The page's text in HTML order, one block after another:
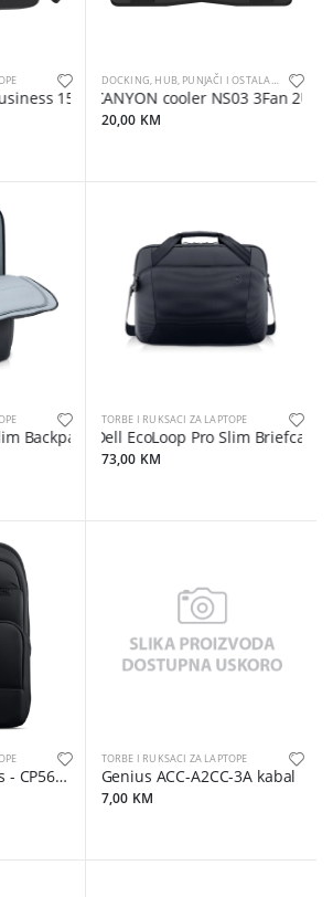
15.6'' Grey
DOCKING, HUB, PUNJAČI I OSTALA OPREMA ZA LAPTOPE
CANYON cooler NS03 3Fan 2USB
20,00 KM
Backpack 15 - CP5724S
TORBE I RUKSACI ZA LAPTOPE
Dell EcoLoop Pro Slim Briefcase
73,00 KM
Dell Pro 14-16 Plus - CP5626
TORBE I RUKSACI ZA LAPTOPE
Genius ACC-A2CC-3A kabal
7,00 KM